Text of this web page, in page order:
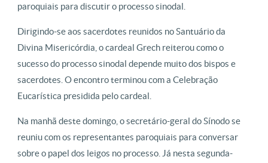
paroquiais para discutir o processo sinodal.
Dirigindo-se aos sacerdotes reunidos no Santuário da
Divina Misericórdia, o cardeal Grech reiterou como o
sucesso do processo sinodal depende muito dos bispos e
sacerdotes. O encontro terminou com a Celebração
Eucarística presidida pelo cardeal.
Na manhã deste domingo, o secretário-geral do Sínodo se
reuniu com os representantes paroquiais para conversar
sobre o papel dos leigos no processo. Já nesta segunda-